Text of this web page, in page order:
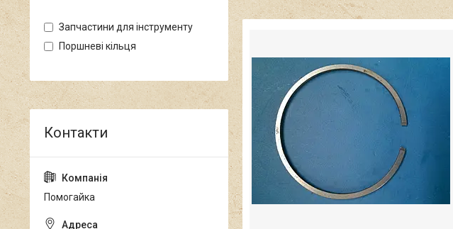
Запчастини для інструменту
Поршневі кільця
Помогайка